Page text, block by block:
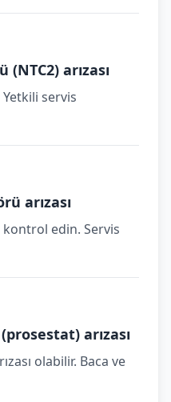
(NTC2) arızası
Yetkili servis
arızası
kontrol edin. Servis
arızası
olabilir. Baca ve